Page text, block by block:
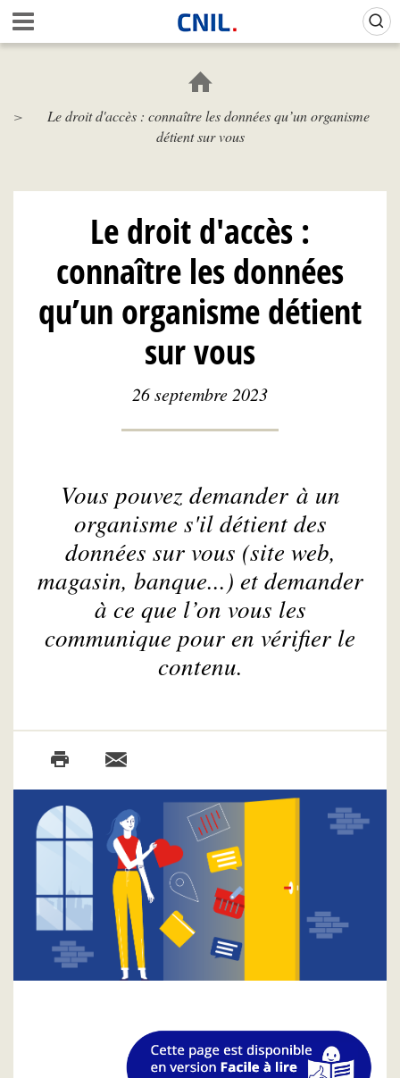
Aller
au
contenu
c
i
N
I
L
Le droit d'accès : connaître les données qu’un organisme
détient sur vous
Le droit d'accès :
connaître les données
qu’un organisme détient
sur vous
26 septembre 2023
Vous pouvez demander à un
organisme s'il détient des
données sur vous (site web,
magasin, banque...) et demander
à ce que l’on vous les
communique pour en vérifier le
contenu.
Gestion de vos préférences sur les cookies (témoins de connexion)